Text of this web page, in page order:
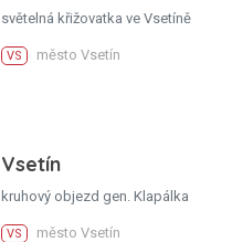
světelná křižovatka ve Vsetíně
VS město Vsetín
Vsetín
kruhový objezd gen. Klapálka
VS město Vsetín